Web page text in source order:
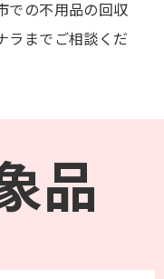
での不用品の回収
ラまでご相談くだ
品